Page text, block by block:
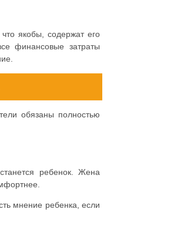
якобы, содержат его
финансовые затраты
обязаны полностью
ребенок. Жена
мнение ребенка, если